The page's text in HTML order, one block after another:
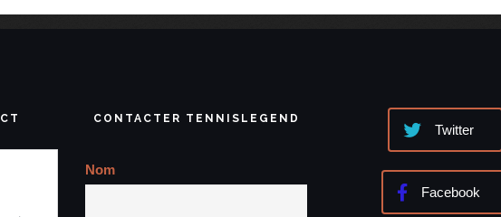
CONTACTER TENNISLEGEND
Nom
Twitter
Facebook